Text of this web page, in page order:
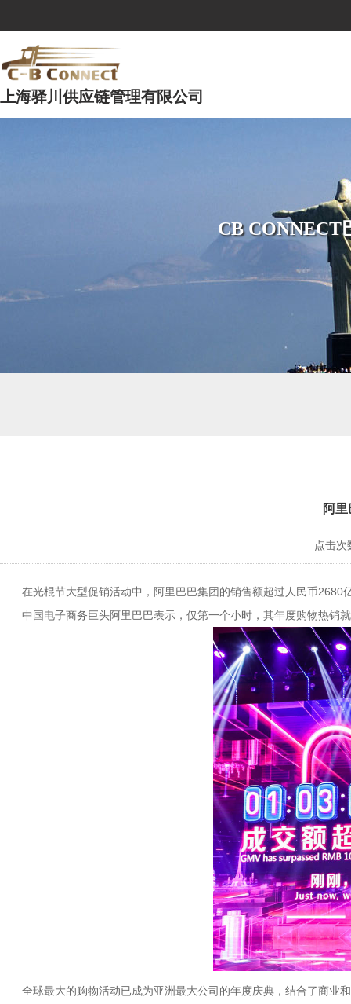
上海驿川供应链管理有限公司
CB CONNECT
阿
点击次
在光棍节大型促销活动中，阿里巴巴集团的销售额超过人民币
中国电子商务巨头阿里巴巴表示，仅第一个小时，其年度购物热销
全球最大的购物活动已成为亚洲最大公司的年度庆典，结合了商业